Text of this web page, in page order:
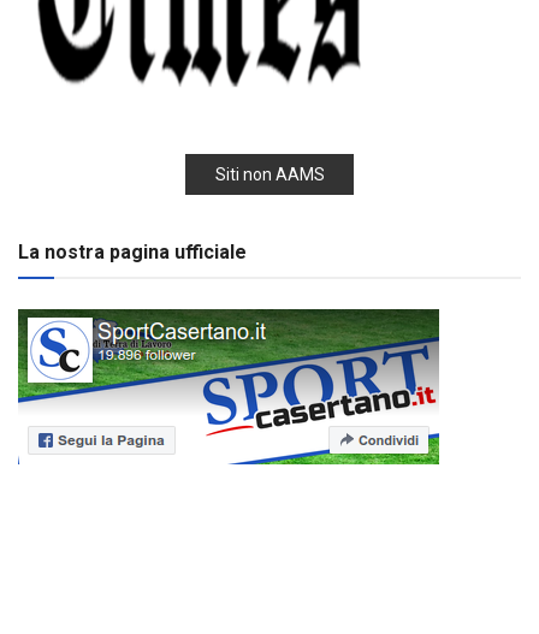
Siti non AAMS
La nostra pagina ufficiale